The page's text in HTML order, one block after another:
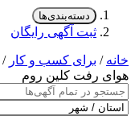
دسته‌بندی‌ها
ثبت آگهی رایگان
خانه/ برای کسب و کار /
هوای رفت کلین روم